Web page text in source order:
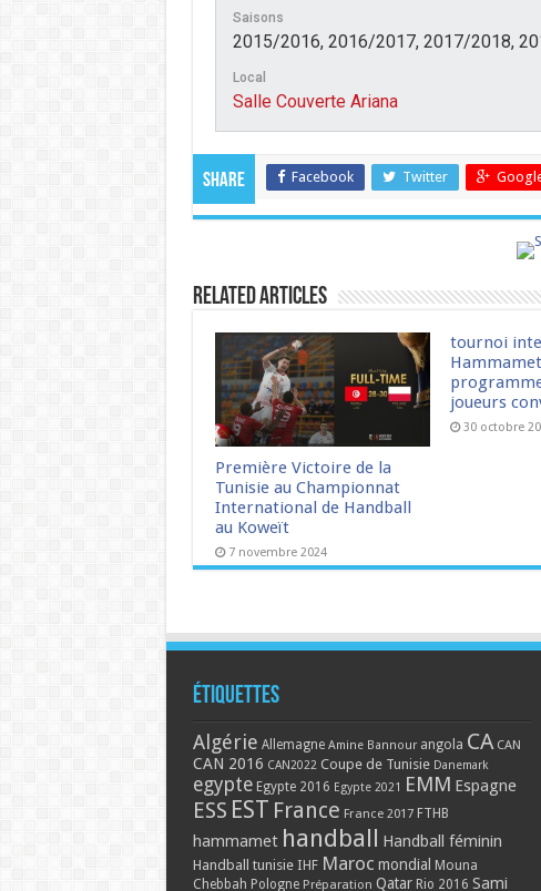
Saisons
2015/2016, 2016/2017, 2017/2018,
Local
Salle Couverte Ariana
Share Facebook Twitter
Related Articles
Première Victoire de la
Tunisie au Championnat
International de Handball
au Koweït
7 novembre 2024
tournoi
joueurs
30 octobre
Étiquettes
Algérie Allemagne Amine Bannour angola CA CAN
CAN 2016 CAN2022 Coupe de Tunisie Danemark
egypte Egypte 2016 Egypte 2021 EMM Espagne
ESS EST France France 2017 FTHB
hammamet handball Handball féminin
Handball tunisie IHF Maroc mondial
Mouna
Chebbah Pologne Préparation Qatar Rio 2016 Sami